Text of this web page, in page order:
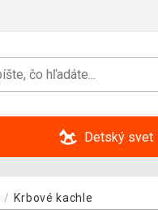
Detský svet
Krbové kachle